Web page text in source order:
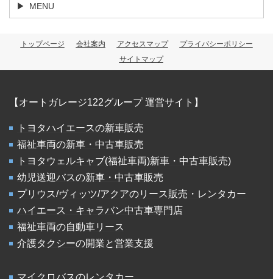
MENU
トップページ 会社案内 アクセスマップ
プライバシーポリシー
サイトマップ
【オートガレージ122グループ 運営サイト】
トヨタハイエースの新車販売
福祉車両の新車・中古車販売
トヨタウェルキャブ(福祉車両)新車・中古車販売)
幼児送迎バスの新車・中古車販売
プリウス/ヴィッツ/アクアのリース販売・レンタカー
ハイエース・キャラバン中古車専門店
福祉車両の自動車リース
介護タクシーの開業と営業支援
マイクロバスのレンタカー